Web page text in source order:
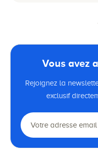
Vous avez
Rejoignez la
exclusif